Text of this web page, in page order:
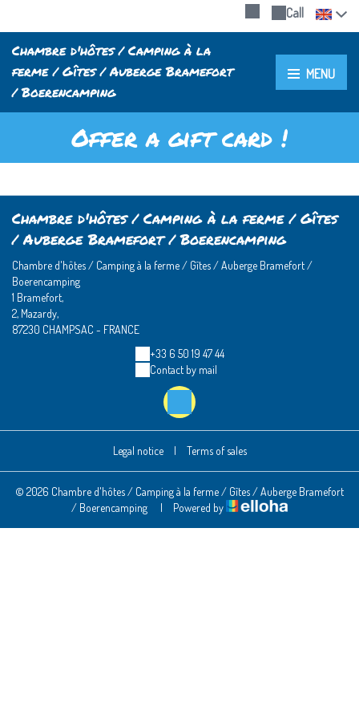
Call
Chambre d'hôtes / Camping à la
ferme / Gîtes / Auberge Bramefort
/ Boerencamping
MENU
Offer a gift card !
Chambre d'hôtes / Camping à la ferme / Gîtes
/ Auberge Bramefort / Boerencamping
Chambre d'hôtes / Camping à la ferme / Gîtes / Auberge Bramefort /
Boerencamping
1 Bramefort,
2, Mazardy,
87230 CHAMPSAC - FRANCE
+33 6 50 19 47 44
Contact by mail
Legal notice | Terms of sales
© 2026 Chambre d'hôtes / Camping à la ferme / Gîtes / Auberge Bramefort
/ Boerencamping
| Powered by